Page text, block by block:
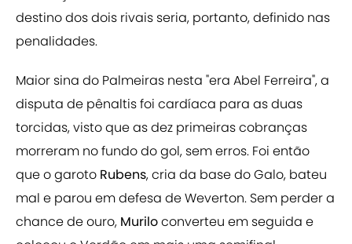
destino dos dois rivais seria, portanto, definido nas
penalidades.
Maior sina do Palmeiras nesta "era Abel Ferreira", a
disputa de pênaltis foi cardíaca para as duas
torcidas, visto que as dez primeiras cobranças
morreram no fundo do gol, sem erros. Foi então
que o garoto Rubens, cria da base do Galo, bateu
mal e parou em defesa de Weverton. Sem perder a
chance de ouro, Muriloconverteu em seguida e